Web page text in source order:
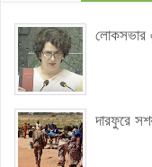
লোকসভার
দারফুরে